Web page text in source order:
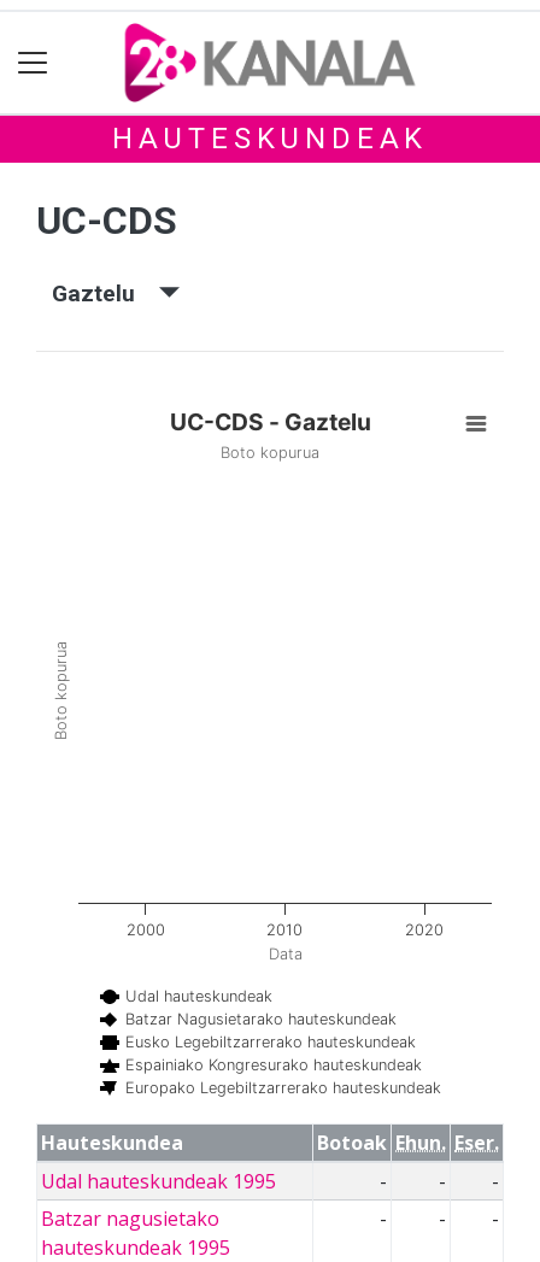
HAUTESKUNDEAK
UC-CDS
Gaztelu
Data
Boto kopurua
UC-CDS - Gaztelu
Boto kopurua
Udal hauteskundeak
Batzar Nagusietarako hauteskundeak
Eusko Legebiltzarrerako hauteskundeak
Espainiako Kongresurako hauteskundeak
Europako Legebiltzarrerako hauteskundeak
2000 2010 2020
Hauteskundea Botoak Ehun. Eser.
Udal hauteskundeak 1995
- -
-
Batzar nagusietako
hauteskundeak 1995
- - -